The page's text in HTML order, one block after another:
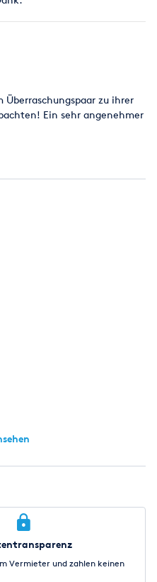
zu ihrer
Ein sehr angenehmer
Vermieter und zahlen keinen